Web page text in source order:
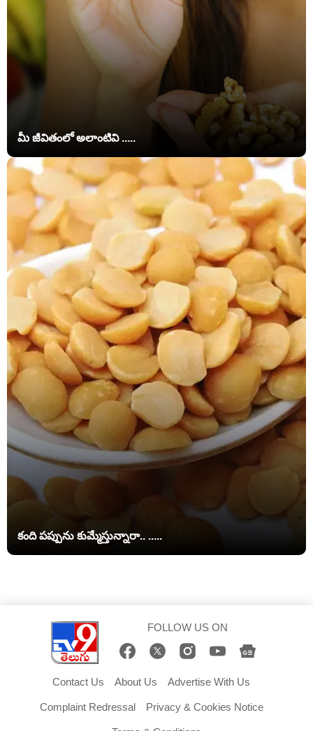
మీ జీవితంలో అలాంటివి .....
కంది పప్పును కుమ్మేస్తున్నారా.. .....
FOLLOW US ON
Contact Us About Us Advertise With Us
Complaint Redressal Privacy & Cookies Notice